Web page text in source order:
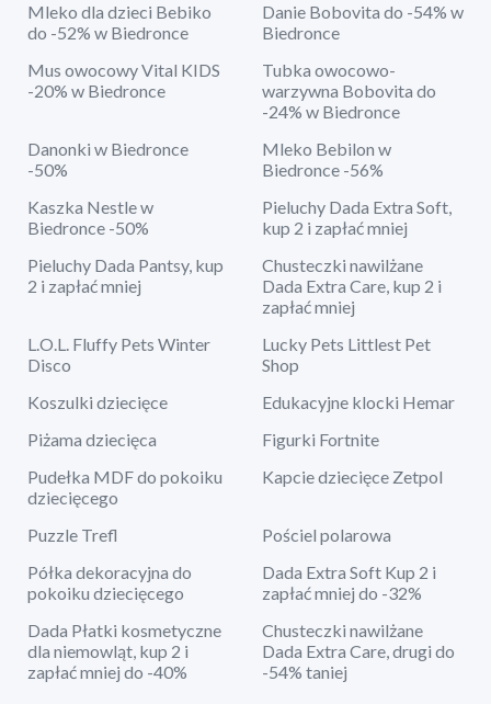
Mleko dla dzieci Bebiko
do -52% w Biedronce
Danie Bobovita do -54% w
Biedronce
Mus owocowy Vital KIDS
-20% w Biedronce
Tubka owocowo-
warzywna Bobovita do
-24% w Biedronce
Danonki w Biedronce
-50%
Mleko Bebilon w
Biedronce -56%
Kaszka Nestle w
Biedronce -50%
Pieluchy Dada Extra Soft,
kup 2 i zapłać mniej
Pieluchy Dada Pantsy, kup
2 i zapłać mniej
Chusteczki nawilżane
Dada Extra Care, kup 2 i
zapłać mniej
L.O.L. Fluffy Pets Winter
Disco
Lucky Pets Littlest Pet
Shop
Koszulki dziecięce
Edukacyjne klocki Hemar
Piżama dziecięca
Figurki Fortnite
Pudełka MDF do pokoiku
dziecięcego
Kapcie dziecięce Zetpol
Puzzle Trefl
Pościel polarowa
Półka dekoracyjna do
pokoiku dziecięcego
Dada Extra Soft Kup 2 i
zapłać mniej do -32%
Dada Płatki kosmetyczne
dla niemowląt, kup 2 i
zapłać mniej do -40%
Chusteczki nawilżane
Dada Extra Care, drugi do
-54% taniej